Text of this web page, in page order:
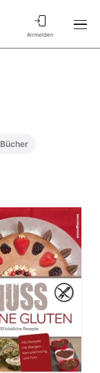
Anmelden
Bücher